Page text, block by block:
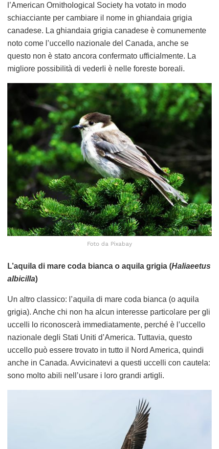
l’American Ornithological Society ha votato in modo
schiacciante per cambiare il nome in ghiandaia grigia
canadese. La ghiandaia grigia canadese è comunemente
noto come l’uccello nazionale del Canada, anche se
questo non è stato ancora confermato ufficialmente. La
migliore possibilità di vederli è nelle foreste boreali.
Foto da Pixabay
L’aquila di mare coda bianca o aquila grigia (Haliaeetus
albicilla)
Un altro classico: l’aquila di mare coda bianca (o aquila
grigia). Anche chi non ha alcun interesse particolare per gli
uccelli lo riconoscerà immediatamente, perché è l’uccello
nazionale degli Stati Uniti d’America. Tuttavia, questo
uccello può essere trovato in tutto il Nord America, quindi
anche in Canada. Avvicinatevi a questi uccelli con cautela:
sono molto abili nell’usare i loro grandi artigli.